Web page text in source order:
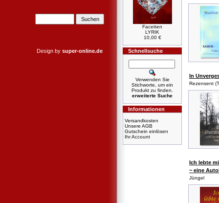
Design by super-online.de
Facetten
LYRIK
10,00 €
Schnellsuche
Verwenden Sie
Stichworte, um ein
Produkt zu finden.
erweiterte Suche
Informationen
Versandkosten
Unsere AGB
Gutschein einlösen
Ihr Account
In
Rezensent
Ich lebte
~ eine
Jüngel